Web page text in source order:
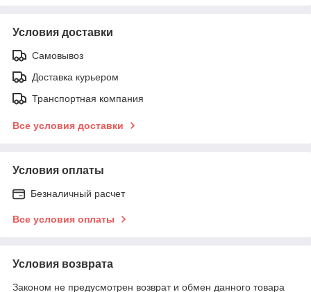
Условия доставки
Самовывоз
Доставка курьером
Транспортная компания
Все условия доставки
Условия оплаты
Безналичный расчет
Все условия оплаты
Условия возврата
Законом не предусмотрен возврат и обмен данного товара